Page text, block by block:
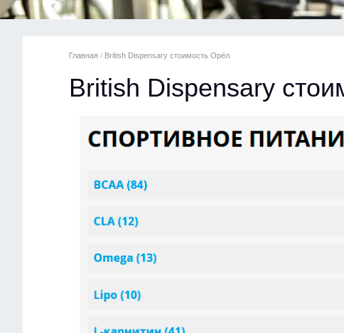
Главная / British Dispensary стоимость Орёл
British Dispensary